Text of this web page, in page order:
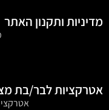
מדיניות ותקנון האתר
אטרקציות לבר/בת